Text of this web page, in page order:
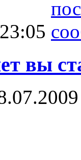
23:05
вы